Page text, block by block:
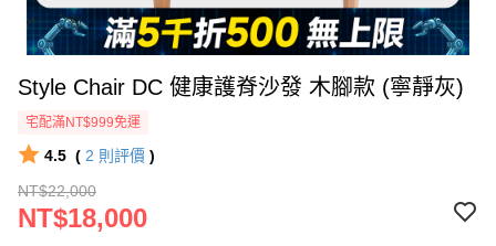
Style Chair DC 健康護脊沙發 木腳款 (寧靜灰)
宅配滿NT$999免運
4.5 ( 2 則評價 )
NT$22,000
NT$18,000